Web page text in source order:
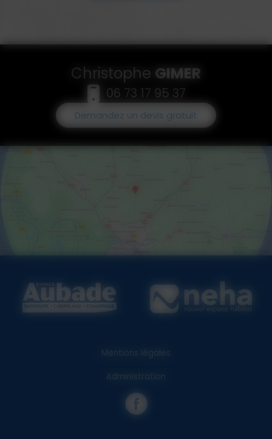
Christophe GIMER
06 73 17 95 37
Demandez un devis gratuit
Mentions légales
Administration